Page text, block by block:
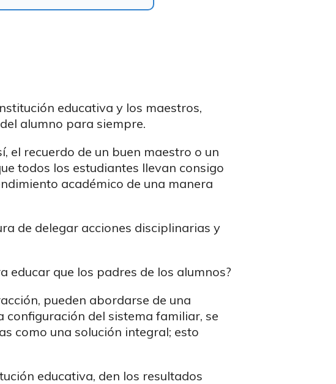
educativa y los maestros,
alumno para siempre.
el recuerdo de un buen maestro o un
todos los estudiantes llevan consigo
académico de una manera
de delegar acciones disciplinarias y
educar que los padres de los alumnos?
pueden abordarse de una
configuración del sistema familiar, se
como una solución integral; esto
educativa, den los resultados